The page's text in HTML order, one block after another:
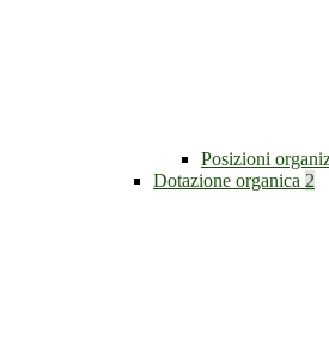
Posizioni
Dotazione organica 2